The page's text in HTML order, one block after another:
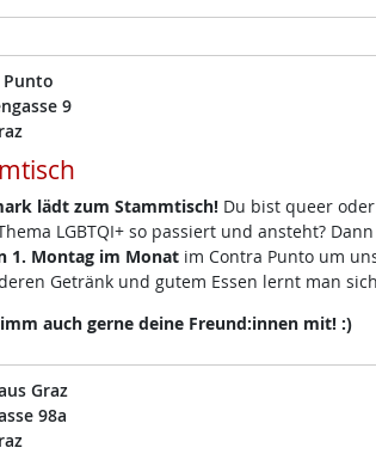
9
lädt zum Stammtisch!Du bist queer
LGBTQI+ so passiert und ansteht?
1. Montag im Monat im Contra Punto um
Getränk und gutem Essen lernt man
auch gerne deine Freund:innen mit! :)
Graz
98a